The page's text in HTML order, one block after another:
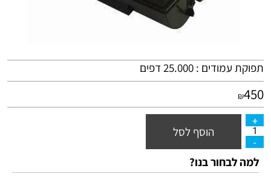
תפוקת עמודים : 25.000 דפים
₪450
הוסף לסל
למה לבחור בנו?